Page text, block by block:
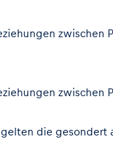
zwischen
zwischen
gelten die